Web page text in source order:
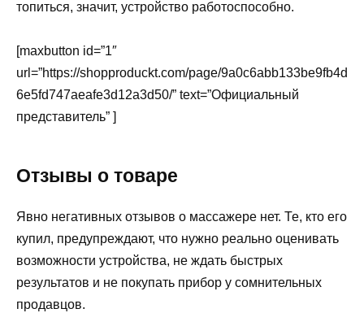
топиться, значит, устройство работоспособно.
[maxbutton id=”1″
url=”https://shopproduckt.com/page/9a0c6abb133be9fb4d
6e5fd747aeafe3d12a3d50/” text=”Официальный
представитель” ]
Отзывы о товаре
Явно негативных отзывов о массажере нет. Те, кто его
купил, предупреждают, что нужно реально оценивать
возможности устройства, не ждать быстрых
результатов и не покупать прибор у сомнительных
продавцов.